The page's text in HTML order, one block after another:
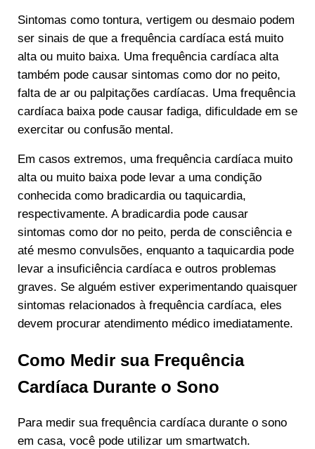
Sintomas como tontura, vertigem ou desmaio podem
ser sinais de que a frequência cardíaca está muito
alta ou muito baixa. Uma frequência cardíaca alta
também pode causar sintomas como dor no peito,
falta de ar ou palpitações cardíacas. Uma frequência
cardíaca baixa pode causar fadiga, dificuldade em se
exercitar ou confusão mental.
Em casos extremos, uma frequência cardíaca muito
alta ou muito baixa pode levar a uma condição
conhecida como bradicardia ou taquicardia,
respectivamente. A bradicardia pode causar
sintomas como dor no peito, perda de consciência e
até mesmo convulsões, enquanto a taquicardia pode
levar a insuficiência cardíaca e outros problemas
graves. Se alguém estiver experimentando quaisquer
sintomas relacionados à frequência cardíaca, eles
devem procurar atendimento médico imediatamente.
Como Medir sua Frequência
Cardíaca Durante o Sono
Para medir sua frequência cardíaca durante o sono
em casa, você pode utilizar um smartwatch.